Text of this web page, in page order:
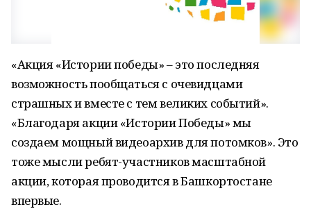
«Акция «Истории победы» – это последняя
возможность пообщаться с очевидцами
страшных и вместе с тем великих событий».
«Благодаря акции «Истории Победы» мы
создаем мощный видеоархив для потомков». Это
тоже мысли ребят-участников масштабной
акции, которая проводится в Башкортостане
впервые.